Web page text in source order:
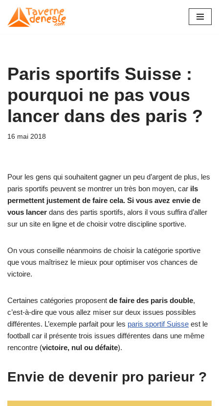
Aller
Paris sportifs Suisse :
pourquoi ne pas vous
lancer dans des paris ?
16 mai 2018
Pour les gens qui souhaitent gagner un peu d’argent de plus, les
paris sportifs peuvent se montrer un très bon moyen, car ils
permettent justement de faire cela. Si vous avez envie de
vous lancer dans des partis sportifs, alors il vous suffira d’aller
sur un site en ligne et de choisir votre discipline sportive.
On vous conseille néanmoins de choisir la catégorie sportive
que vous maîtrisez le mieux pour optimiser vos chances de
victoire.
Certaines catégories proposent de faire des paris double,
c’est-à-dire que vous allez miser sur deux issues possibles
différentes. L’exemple parfait pour les paris sportif Suisse est le
football car il présente trois issues différentes dans une même
rencontre (victoire, nul ou défaite).
Envie de devenir pro parieur ?